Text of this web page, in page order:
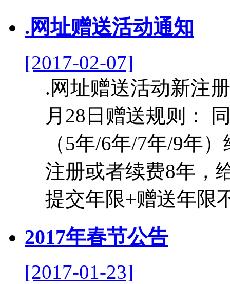
.网址赠送活动通知
[2017-02-07]
​.网址赠送活动新注
月28日赠送规则：
（5年/6年/7年/9年
注册或者续费8年，
提交年限+赠送年限
2017年春节公告
[2017-01-23]